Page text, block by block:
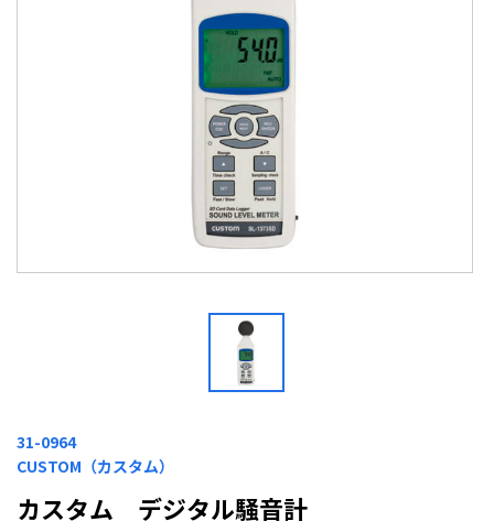
31-0964
CUSTOM（カスタム）
カスタム デジタル騒音計